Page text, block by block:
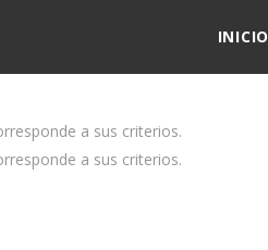
INICIO
a sus criterios.
a sus criterios.